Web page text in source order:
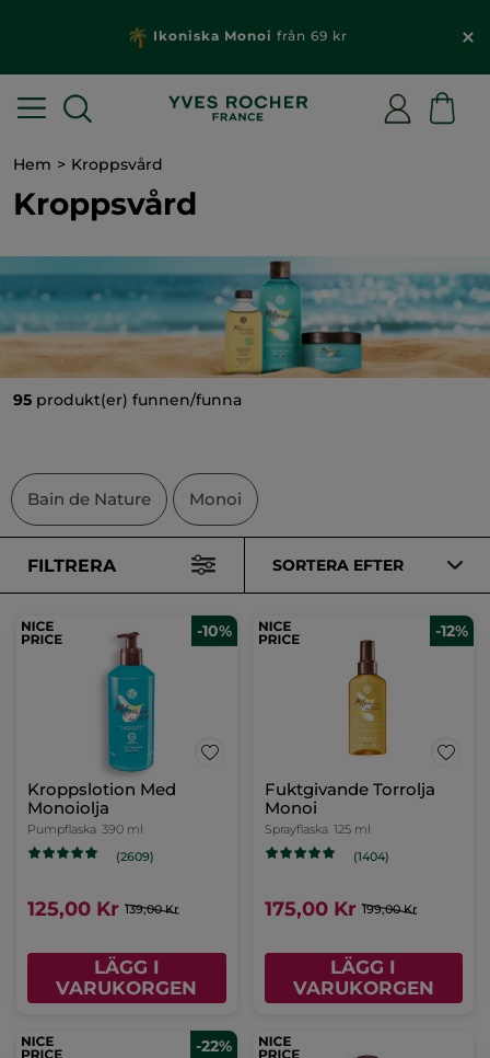
Ikoniska Monoi från 69 kr
Hem Kroppsvård
Kroppsvård
95 produkt(er) funnen/funna
Bain de Nature Monoi
FILTRERA SORTERA EFTER
-10%
Kroppslotion Med
Monoiolja
Pumpflaska 390 ml
(2609)
125,00 Kr 139,00 Kr
LÄGG I
VARUKORGEN
-12%
Fuktgivande Torrolja
Monoi
Sprayflaska 125 ml
(1404)
175,00 Kr 199,00 Kr
LÄGG I
VARUKORGEN
-22%